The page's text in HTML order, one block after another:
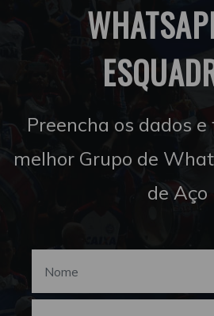
Preencha os dados
melhor Grupo de
de Aço